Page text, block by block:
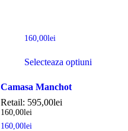
160,00lei
Selecteaza optiuni
Camasa Manchot
Retail: 595,00lei
160,00lei
160,00lei